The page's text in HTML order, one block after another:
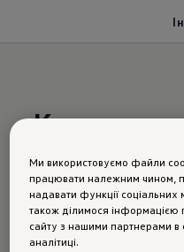
Інтер’єр
Fahrer des Beetle
Ми використовуємо файли
працювати належним чином,
надавати функції
також ділимося інформацією
сайту з нашими партнерами в
аналітиці.